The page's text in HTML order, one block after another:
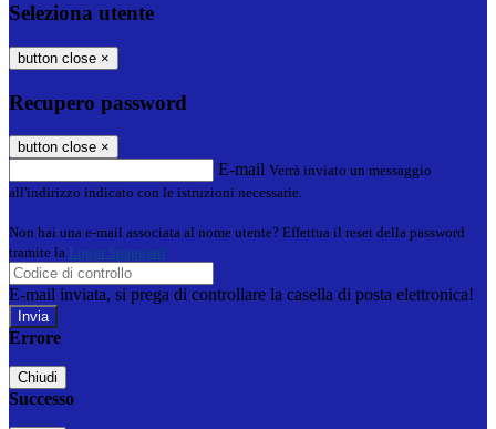
Seleziona utente
button close ×
Recupero password
button close ×
E-mail Verrà inviato un messaggio
all'indirizzo indicato con le istruzioni necessarie.
Non hai una e-mail associata al nome utente? Effettua il reset della password
tramite la Login Spaggiari
E-mail inviata, si prega di controllare la casella di posta elettronica!
Errore
Chiudi
Successo